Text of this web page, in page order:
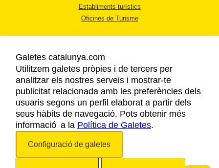
Establiments turístics
Oficines de Turisme
AVÍS LEGAL
POLÍTICA DE PRIVACITAT
COOKIES
ACCESSIBILITAT
Galetes catalunya.com
Utilitzem galetes pròpies i de tercers per
analitzar els nostres serveis i mostrar-te
publicitat relacionada amb les preferències dels
usuaris segons un perfil elaborat a partir dels
seus hàbits de navegació. Pots obtenir més
informació a la Política de Galetes.
Configuració de galetes